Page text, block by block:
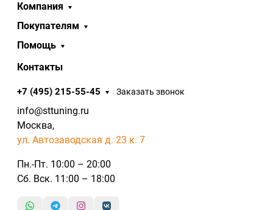
Компания
Покупателям
Помощь
Контакты
+7 (495) 215-55-45 Заказать звонок
info@sttuning.ru
Москва,
ул. Автозаводская д. 23 к. 7
Пн.-Пт. 10:00 – 20:00
Сб. Вск. 11:00 – 18:00